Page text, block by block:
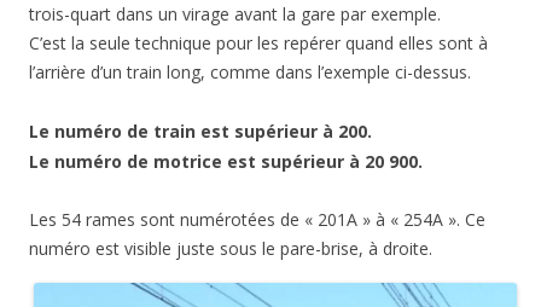
trois-quart dans un virage avant la gare par exemple.
C’est la seule technique pour les repérer quand elles sont à
l’arrière d’un train long, comme dans l’exemple ci-dessus.
Le numéro de train est supérieur à 200.
Le numéro de motrice est supérieur à 20 900.
Les 54 rames sont numérotées de « 201A » à « 254A ». Ce
numéro est visible juste sous le pare-brise, à droite.